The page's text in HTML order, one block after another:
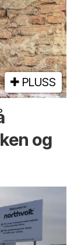
PLUSS
og